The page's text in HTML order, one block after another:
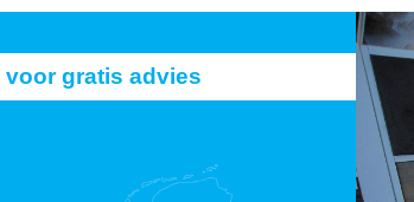
gratis advies